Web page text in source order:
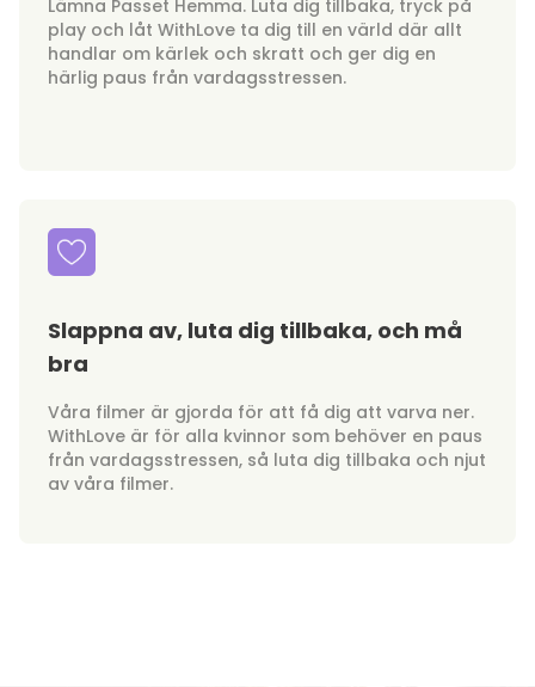
Lämna Passet Hemma. Luta dig tillbaka, tryck på
play och låt WithLove ta dig till en värld där allt
handlar om kärlek och skratt och ger dig en
härlig paus från vardagsstressen.
Slappna av, luta dig tillbaka, och må
bra
Våra filmer är gjorda för att få dig att varva ner.
WithLove är för alla kvinnor som behöver en paus
från vardagsstressen, så luta dig tillbaka och njut
av våra filmer.